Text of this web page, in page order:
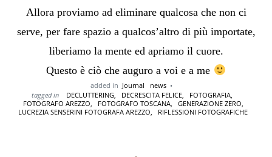
Allora proviamo ad eliminare qualcosa che non ci
serve, per fare spazio a qualcos’altro di più importate,
liberiamo la mente ed apriamo il cuore.
Questo è ciò che auguro a voi e a me
added in Journal
news
tagged in
DECLUTTERING, DECRESCITA FELICE,
FOTOGRAFIA,
FOTOGRAFO AREZZO,
FOTOGRAFO TOSCANA,
GENERAZIONE ZERO,
LUCREZIA SENSERINI FOTOGRAFA AREZZO,
RIFLESSIONI FOTOGRAFICHE